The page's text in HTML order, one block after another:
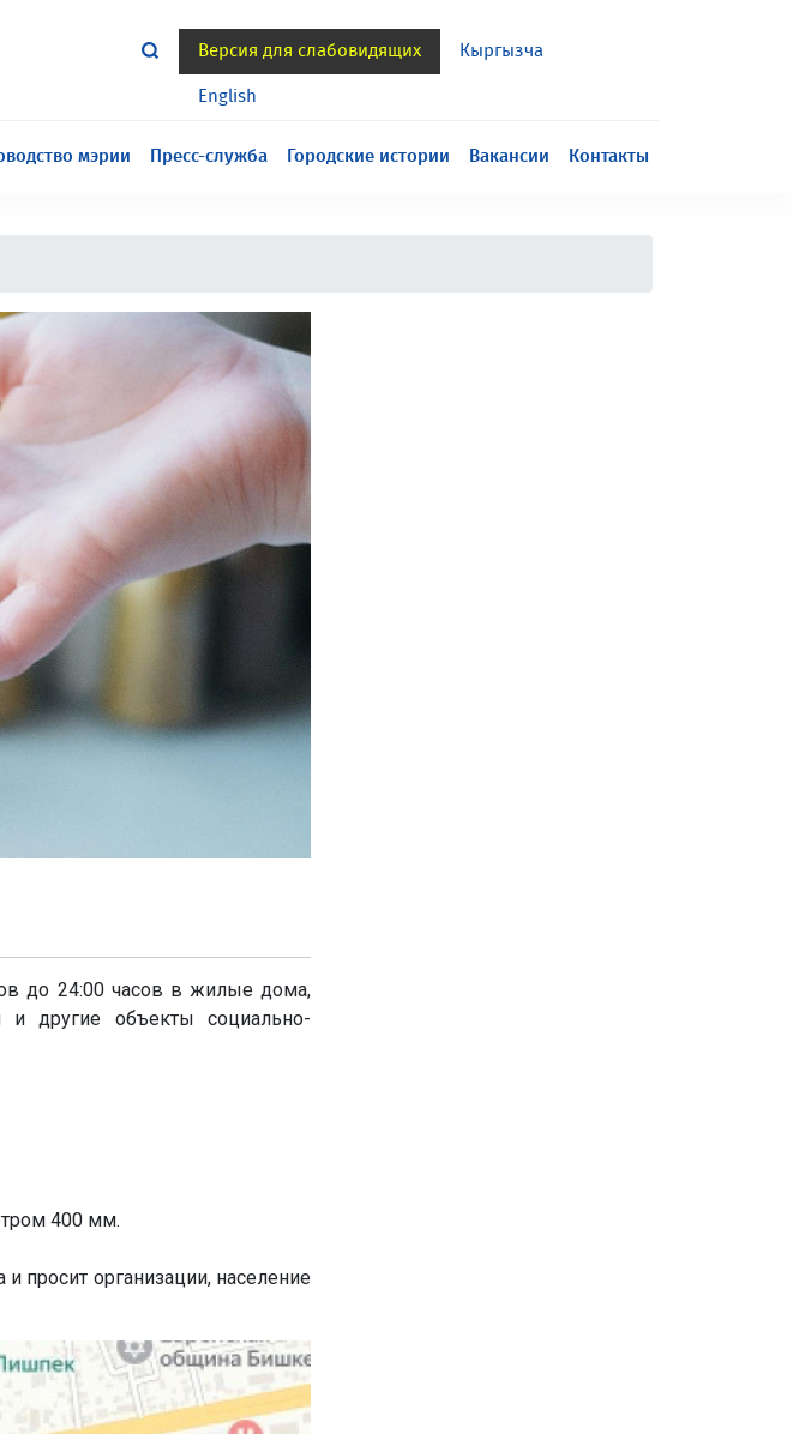
Версия для слабовидящих Кыргызча
English
мэрии Пресс-служба Городские истории Вакансии Контакты
до 24:00 часов в жилые дома,
и другие объекты социально-
400 мм.
просит организации, население